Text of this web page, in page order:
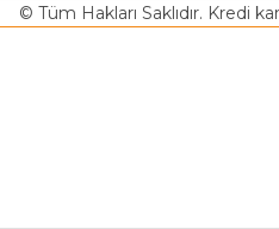
© Tüm Hakları Saklıdır. Kredi